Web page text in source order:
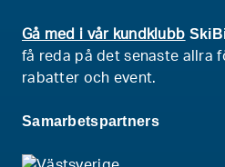
Gå med i vår kundklubb
få reda på det senaste allra
rabatter och event.
Samarbetspartners